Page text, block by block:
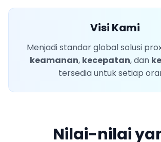
Visi Kami
Menjadi standar global solusi
keamanan, kecepatan, dan
tersedia untuk setiap
Nilai-nilai